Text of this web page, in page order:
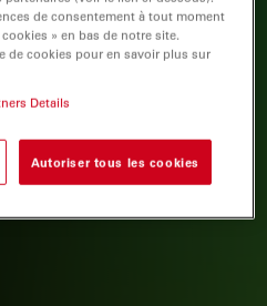
de consentement à tout moment
» en bas de notre site.
de cookies pour en savoir plus sur
Details
Autoriser tous les cookies